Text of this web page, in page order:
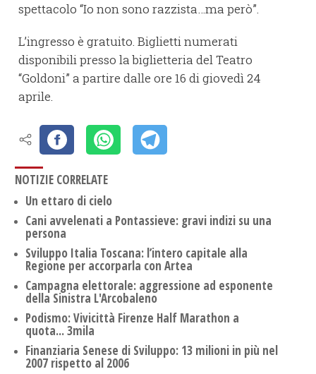
spettacolo “Io non sono razzista…ma però”.
L’ingresso è gratuito. Biglietti numerati
disponibili presso la biglietteria del Teatro
“Goldoni” a partire dalle ore 16 di giovedì 24
aprile.
NOTIZIE CORRELATE
Un ettaro di cielo
Cani avvelenati a Pontassieve: gravi indizi su una
persona
Sviluppo Italia Toscana: l’intero capitale alla
Regione per accorparla con Artea
Campagna elettorale: aggressione ad esponente
della Sinistra L'Arcobaleno
Podismo: Vivicittà Firenze Half Marathon a
quota... 3mila
Finanziaria Senese di Sviluppo: 13 milioni in più nel
2007 rispetto al 2006